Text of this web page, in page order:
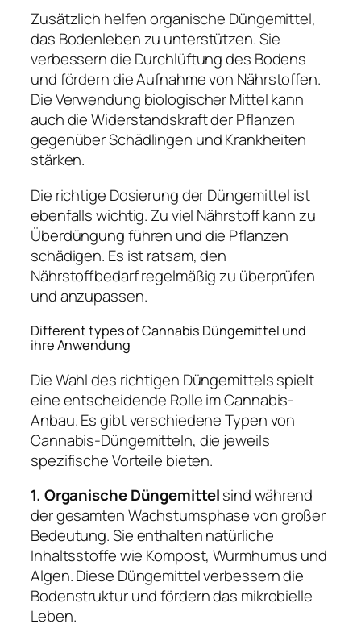
Zusätzlich helfen organische Düngemittel,
das Bodenleben zu unterstützen. Sie
verbessern die Durchlüftung des Bodens
und fördern die Aufnahme von Nährstoffen.
Die Verwendung biologischer Mittel kann
auch die Widerstandskraft der Pflanzen
gegenüber Schädlingen und Krankheiten
stärken.
Die richtige Dosierung der Düngemittel ist
ebenfalls wichtig. Zu viel Nährstoff kann zu
Überdüngung führen und die Pflanzen
schädigen. Es ist ratsam, den
Nährstoffbedarf regelmäßig zu überprüfen
und anzupassen.
Different types of Cannabis Düngemittel und
ihre Anwendung
Die Wahl des richtigen Düngemittels spielt
eine entscheidende Rolle im Cannabis-
Anbau. Es gibt verschiedene Typen von
Cannabis-Düngemitteln, die jeweils
spezifische Vorteile bieten.
1. Organische Düngemittelsind während
der gesamten Wachstumsphase von großer
Bedeutung. Sie enthalten natürliche
Inhaltsstoffe wie Kompost, Wurmhumus und
Algen. Diese Düngemittel verbessern die
Bodenstruktur und fördern das mikrobielle
Leben.